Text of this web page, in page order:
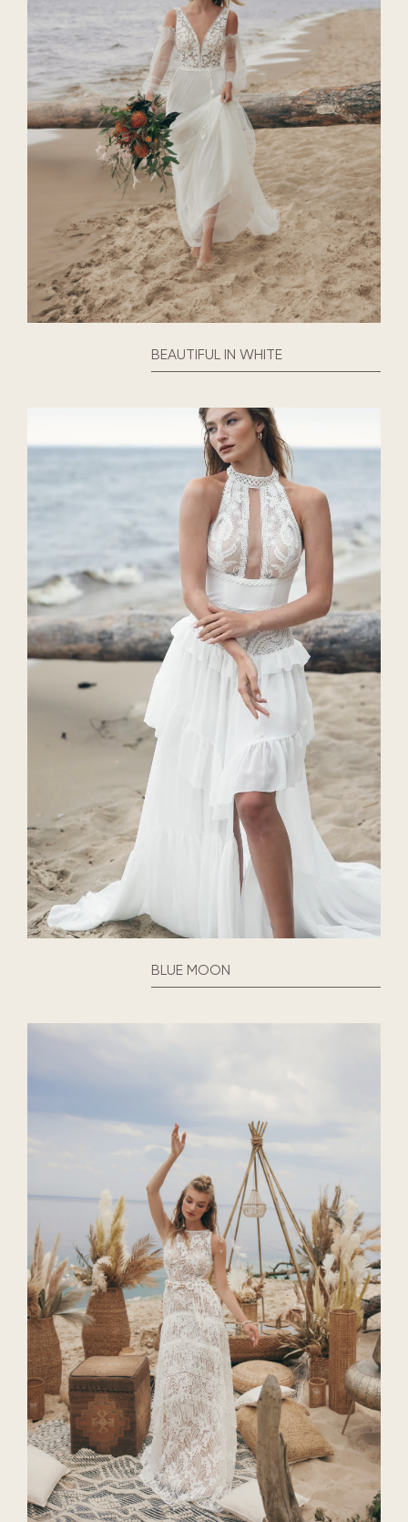
BEAUTIFUL IN WHITE
BLUE MOON